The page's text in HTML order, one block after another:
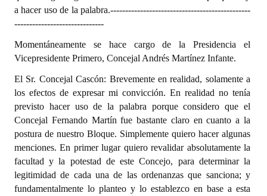
a hacer uso de la palabra.-----------------------------------------------
------------------------------
Momentáneamente se hace cargo de la Presidencia el
Vicepresidente Primero, Concejal Andrés Martínez Infante.
El Sr. Concejal Cascón: Brevemente en realidad, solamente a
los efectos de expresar mi convicción. En realidad no tenía
previsto hacer uso de la palabra porque considero que el
Concejal Fernando Martín fue bastante claro en cuanto a la
postura de nuestro Bloque. Simplemente quiero hacer algunas
menciones. En primer lugar quiero revalidar absolutamente la
facultad y la potestad de este Concejo, para determinar la
legitimidad de cada una de las ordenanzas que sanciona; y
fundamentalmente lo planteo y lo establezco en base a esta